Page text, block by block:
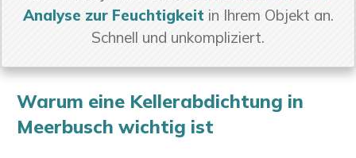
Analyse zur Feuchtigkeit in Ihrem Objekt an.
Schnell und unkompliziert.
Warum eine Kellerabdichtung in
Meerbusch wichtig ist